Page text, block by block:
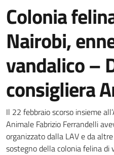
Colonia
Nairobi,
vandalico –
consigliera
Dettagli della
Il 22 febbraio scorso insieme
Animale Fabrizio Ferrandelli
organizzato dalla LAV e da
sostegno della colonia felina di